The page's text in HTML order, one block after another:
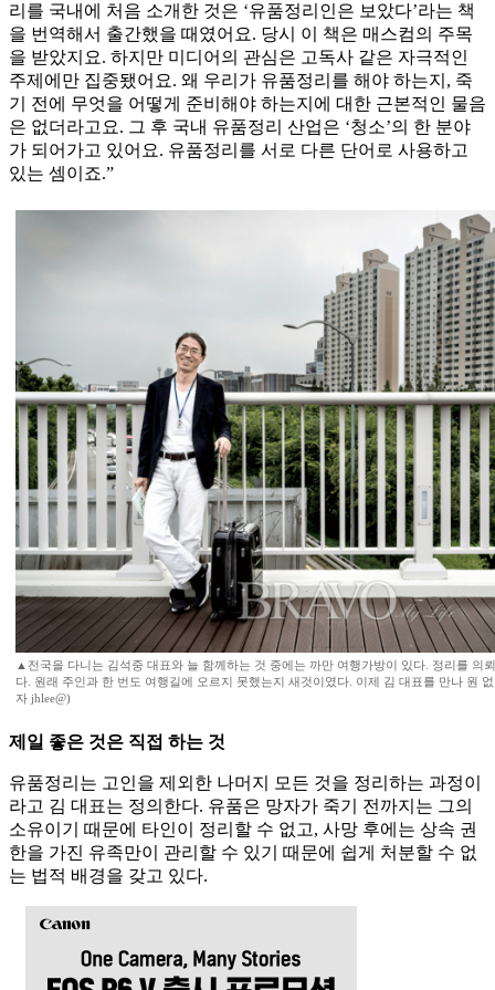
리를 국내에 처음 소개한 것은 ‘유품정리인은 보았다’라는 책
을 번역해서 출간했을 때였어요. 당시 이 책은 매스컴의 주목
을 받았지요. 하지만 미디어의 관심은 고독사 같은 자극적인
주제에만 집중됐어요. 왜 우리가 유품정리를 해야 하는지, 죽
기 전에 무엇을 어떻게 준비해야 하는지에 대한 근본적인 물음
은 없더라고요. 그 후 국내 유품정리 산업은 ‘청소’의 한 분야
가 되어가고 있어요. 유품정리를 서로 다른 단어로 사용하고
있는 셈이죠.”
▲전국을 다니는 김석중 대표와 늘 함께하는 것 중에는 까만 여행가방이 있다. 정리를 의
다. 원래 주인과 한 번도 여행길에 오르지 못했는지 새것이였다. 이제 김 대표를 만나 원
자 jhlee@)
제일 좋은 것은 직접 하는 것
유품정리는 고인을 제외한 나머지 모든 것을 정리하는 과정이
라고 김 대표는 정의한다. 유품은 망자가 죽기 전까지는 그의
소유이기 때문에 타인이 정리할 수 없고, 사망 후에는 상속 권
한을 가진 유족만이 관리할 수 있기 때문에 쉽게 처분할 수 없
는 법적 배경을 갖고 있다.